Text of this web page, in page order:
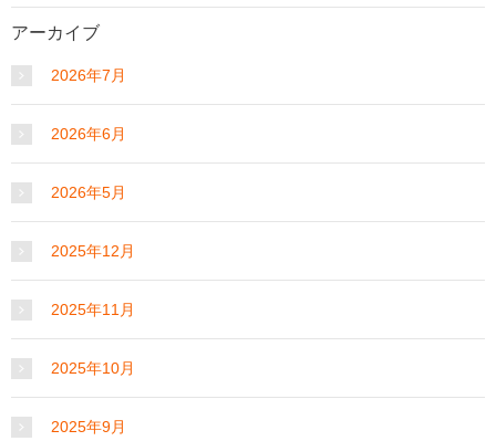
アーカイブ
2026年7月
2026年6月
2026年5月
2025年12月
2025年11月
2025年10月
2025年9月